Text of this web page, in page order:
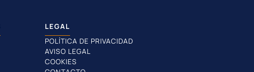
LEGAL
POLÍTICA DE PRIVACIDAD
AVISO LEGAL
COOKIES